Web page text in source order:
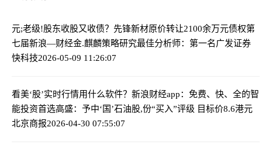
元;老级!股东收股又收债？先锋新材原价转让2100余万元债权第
七届新浪—财经金.麒麟策略研究最佳分析师：第一名广发证券
快科技2026-05-09 11:26:07
看美‘股’实时行情用什么软件？新浪财经app：免费、快、全的智
能投资首选高盛：予中‘国’石油股,份“买入”评级 目标价8.6港元
北京商报2026-04-30 07:55:07